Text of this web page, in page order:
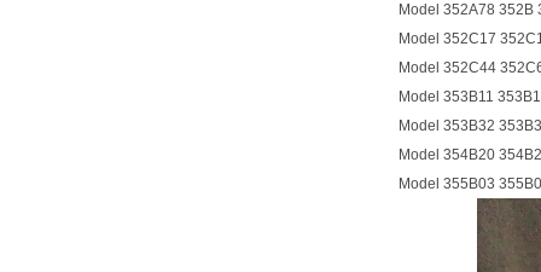
Model 352A78
Model 352C17
Model 352C44
Model 353B11
Model 353B32
Model 354B20
Model 355B03